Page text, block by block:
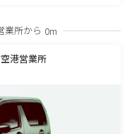
業所から 0m
港営業所